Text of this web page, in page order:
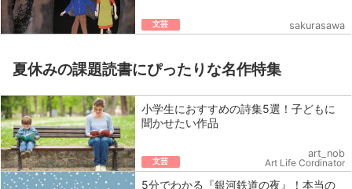
文芸 sakurasawa
夏休みの課題読書にぴったりな名作特集
小学生におすすめの詩集5選！子どもに
聞かせたい作品
文芸
art_nob
Art Life Cordinator
5分でわかる『銀河鉄道の夜』！本当の